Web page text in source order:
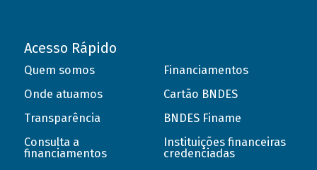
Acesso Rápido
Quem somos
Onde atuamos
Transparência
Consulta a
financiamentos
Financiamentos
Cartão BNDES
BNDES Finame
Instituições financeiras
credenciadas